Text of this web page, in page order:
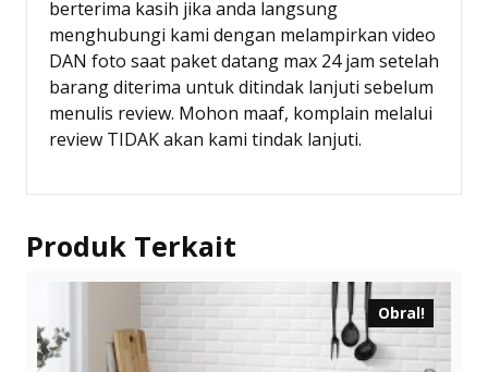
berterima kasih jika anda langsung
menghubungi kami dengan melampirkan video
DAN foto saat paket datang max 24 jam setelah
barang diterima untuk ditindak lanjuti sebelum
menulis review. Mohon maaf, komplain melalui
review TIDAK akan kami tindak lanjuti.
Produk Terkait
Obral!